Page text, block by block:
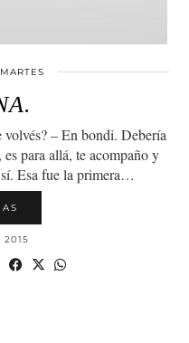
– En bondi. Debería
para allá, te acompaño y
Esa fue la primera…
2015